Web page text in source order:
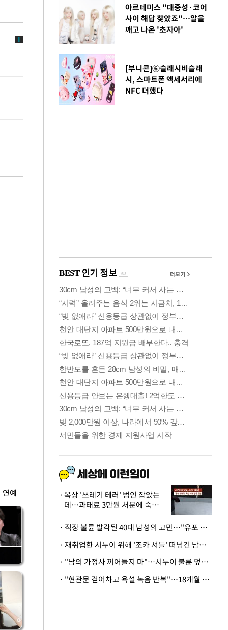
금융
상승 후 하락…혼조
세 계속
연예
아르테미스 "대중성·코어
사이 해답 찾았죠"…알을
깨고 나온 '초자아'
[부니콘]⑥슬래시비슬래
시, 스마트폰 액세서리에
NFC 더했다
옥상 '쓰레기 테러' 범인 잡았는
데…과태료 3만원 처분에 숙박업
· 직장 불륜 발각된 40대 남성의 고민…"유포 동료 명예훼손·협박죄 고소 가능할까"
· 재취업한 시누이 위해 '조카 셔틀' 떠넘긴 남편…아내 "난 못한다"
· "남의 가정사 끼어들지 마"…시누이 불륜 덮으려는 남편에 억울한 아내
· "현관문 걷어차고 욕설 녹음 반복"…18개월 아기 키우는 집 뒤흔든 '앞집의 비극'